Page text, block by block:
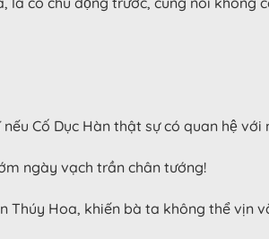
Cố Dục Hàn thật sự có quan hệ
ngày vạch trần chân tướng!
Thúy Hoa, khiến bà ta không thể vịn